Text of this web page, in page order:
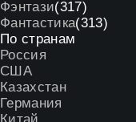
Фэнтази(317)
Фантастика(313)
По странам
Россия
США
Казахстан
Германия